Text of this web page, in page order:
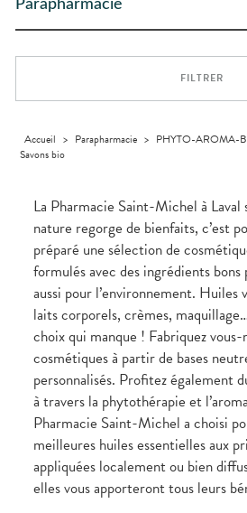
pharmacie
alimentaires
Dispositifs
Cheveux
Corps
Homme
Visage
Douleurs
OPHTALMOLOGIE
Etendre
Etendre
Maux
Rhumes
grasses
Toux
sèches
SANTÉ-Etendre
Boissons et
Aliments
SEVRAGE
TABAGIQUE
Etendre
Soins
dentaires
Bains de
bouche
Hygiène
bucco-
dentaire
TROUBLES DE
LA
CIRCULATION
Etendre
Jambes
lourdes
PHARMACIES
DISPOSITIFS
APPLICATION
D’ORDONNANCE
Parapharmacie
FILTRER
Accueil > Parapharmacie > PHYTO-AROMA-
Savons bio
La Pharmacie Saint-Michel à Laval
nature regorge de bienfaits, c’est
préparé une sélection de
formulés avec des ingrédients bons
aussi pour l’environnement. Huiles
laits corporels, crèmes,
choix qui manque ! Fabriquez vous-
cosmétiques à partir de bases
personnalisés. Profitez également
à travers la phytothérapie et
Pharmacie Saint-Michel a choisi
meilleures huiles essentielles aux
appliquées localement ou bien
elles vous apporteront tous leurs